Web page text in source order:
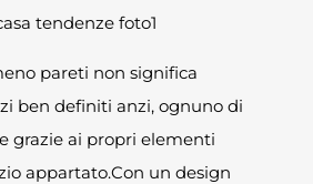
pareti non significa
ben definiti anzi, ognuno di
grazie ai propri elementi
appartato.Con un design